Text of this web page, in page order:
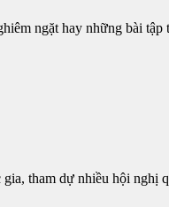
ngặt hay những bài
tham dự nhiều hội nghị